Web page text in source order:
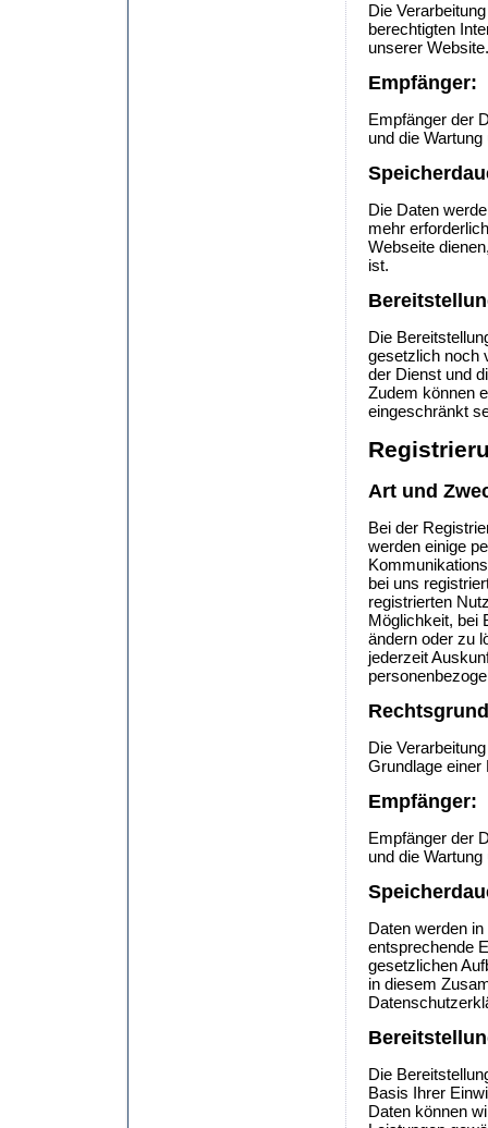
Die
berechtigten
unserer Website.
Empfänger:
Empfänger der
und die
Die Daten
mehr
Webseite
ist.
Die
gesetzlich noch
der Dienst und
Zudem können
eingeschränkt
Art und
Bei der
werden einige
bei uns
registrierten
Möglichkeit, bei
ändern oder zu
jederzeit
Die
Grundlage
Empfänger:
Empfänger der
und die
Daten werden
entsprechende
gesetzlichen
in diesem
Die
Basis Ihrer
Daten können